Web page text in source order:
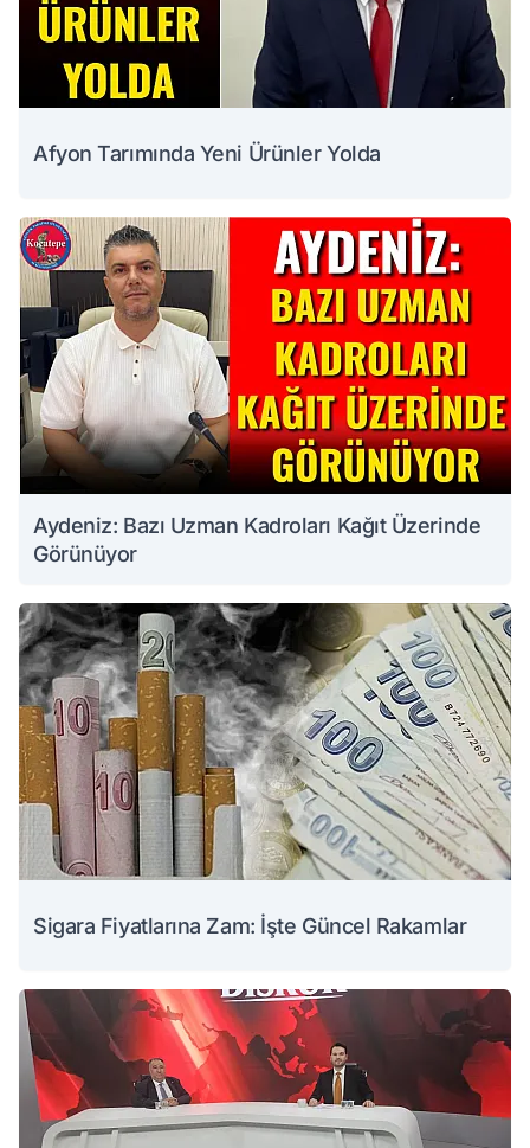
Afyon Tarımında Yeni Ürünler Yolda
Aydeniz: Bazı Uzman Kadroları Kağıt Üzerinde
Görünüyor
Sigara Fiyatlarına Zam: İşte Güncel Rakamlar